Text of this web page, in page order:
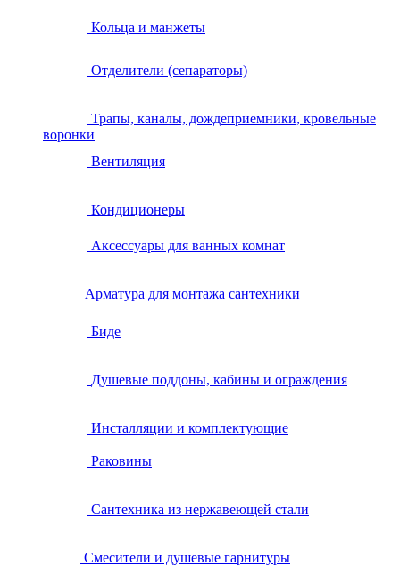
Кольца и манжеты
Отделители (сепараторы)
Трапы, каналы, дождеприемники, кровельные
воронки
Вентиляция
Кондиционеры
Аксессуары для ванных комнат
Арматура для монтажа сантехники
Биде
Душевые поддоны, кабины и ограждения
Инсталляции и комплектующие
Раковины
Сантехника из нержавеющей стали
Смесители и душевые гарнитуры